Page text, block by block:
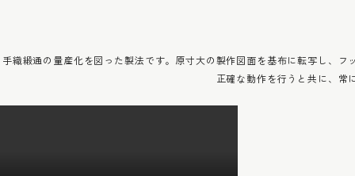
手織緞通の量産化を図った製法です。原寸大の製作図面を基布に転写し、
正確な動作を行うと共に、常